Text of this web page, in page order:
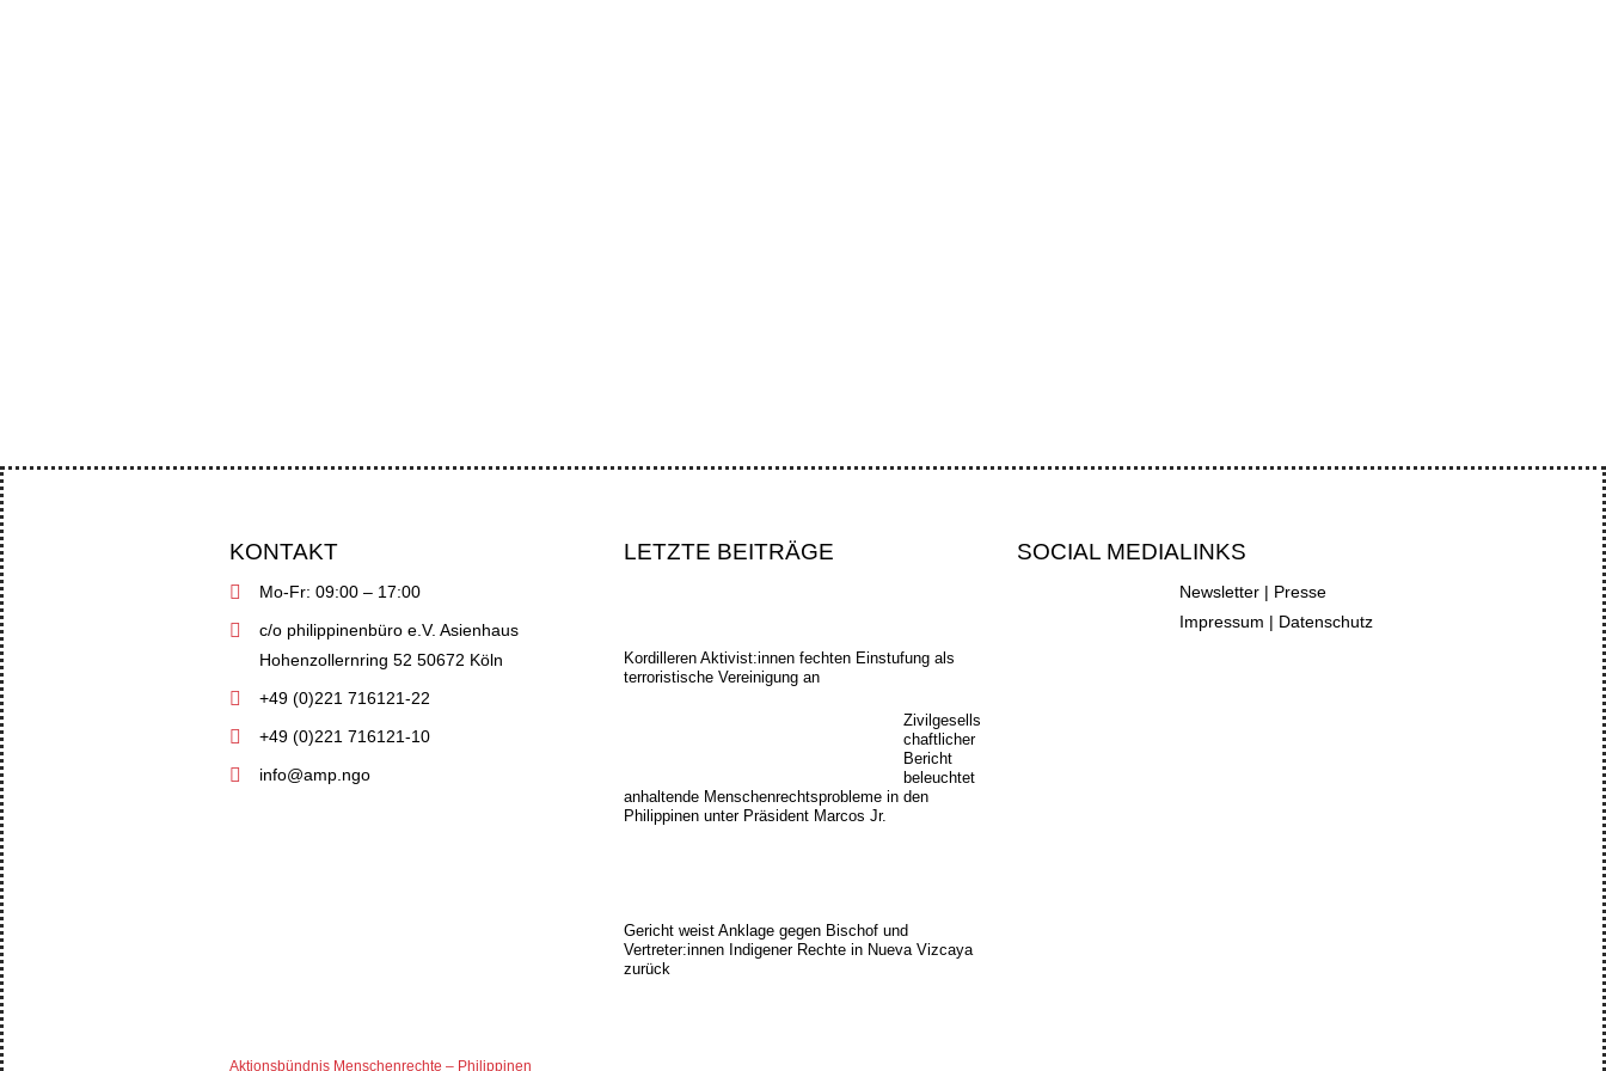
KONTAKT
Mo-Fr: 09:00 – 17:00
c/o philippinenbüro e.V. Asienhaus
Hohenzollernring 52 50672 Köln
+49 (0)221 716121-22
+49 (0)221 716121-10
info@amp.ngo
LETZTE BEITRÄGE
Kordilleren Aktivist:innen fechten Einstufung als
terroristische Vereinigung an
Zivilgesells
chaftlicher
Bericht
beleuchtet
anhaltende Menschenrechtsprobleme in den
Philippinen unter Präsident Marcos Jr.
Gericht weist Anklage gegen Bischof und
Vertreter:innen Indigener Rechte in Nueva Vizcaya
zurück
SOCIAL MEDIALINKS
Newsletter | Presse
Impressum | Datenschutz
Aktionsbündnis Menschenrechte – Philippinen